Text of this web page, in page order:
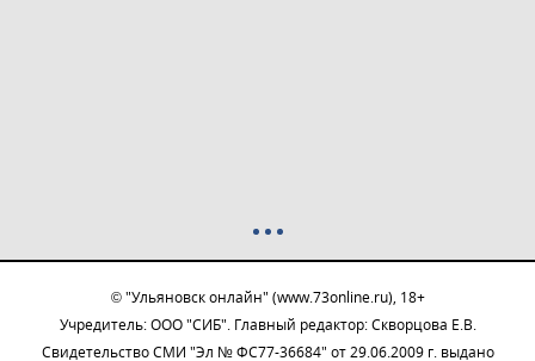
© "Ульяновск онлайн" (www.73online.ru), 18+
Учредитель: ООО "СИБ". Главный редактор: Скворцова Е.В.
Свидетельство СМИ "Эл № ФС77-36684" от 29.06.2009 г. выдано